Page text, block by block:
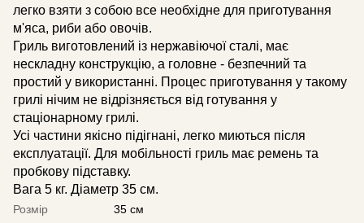
легко взяти з собою все необхідне для приготування
м'яса, риби або овочів.
Гриль виготовлений із нержавіючої сталі, має
нескладну конструкцію, а головне - безпечний та
простий у використанні. Процес приготування у такому
грилі нічим не відрізняється від готування у
стаціонарному грилі.
Усі частини якісно підігнані, легко миються після
експлуатації. Для мобільності гриль має ремень та
пробкову підставку.
Вага 5 кг. Діаметр 35 см.
Розмір
35 см